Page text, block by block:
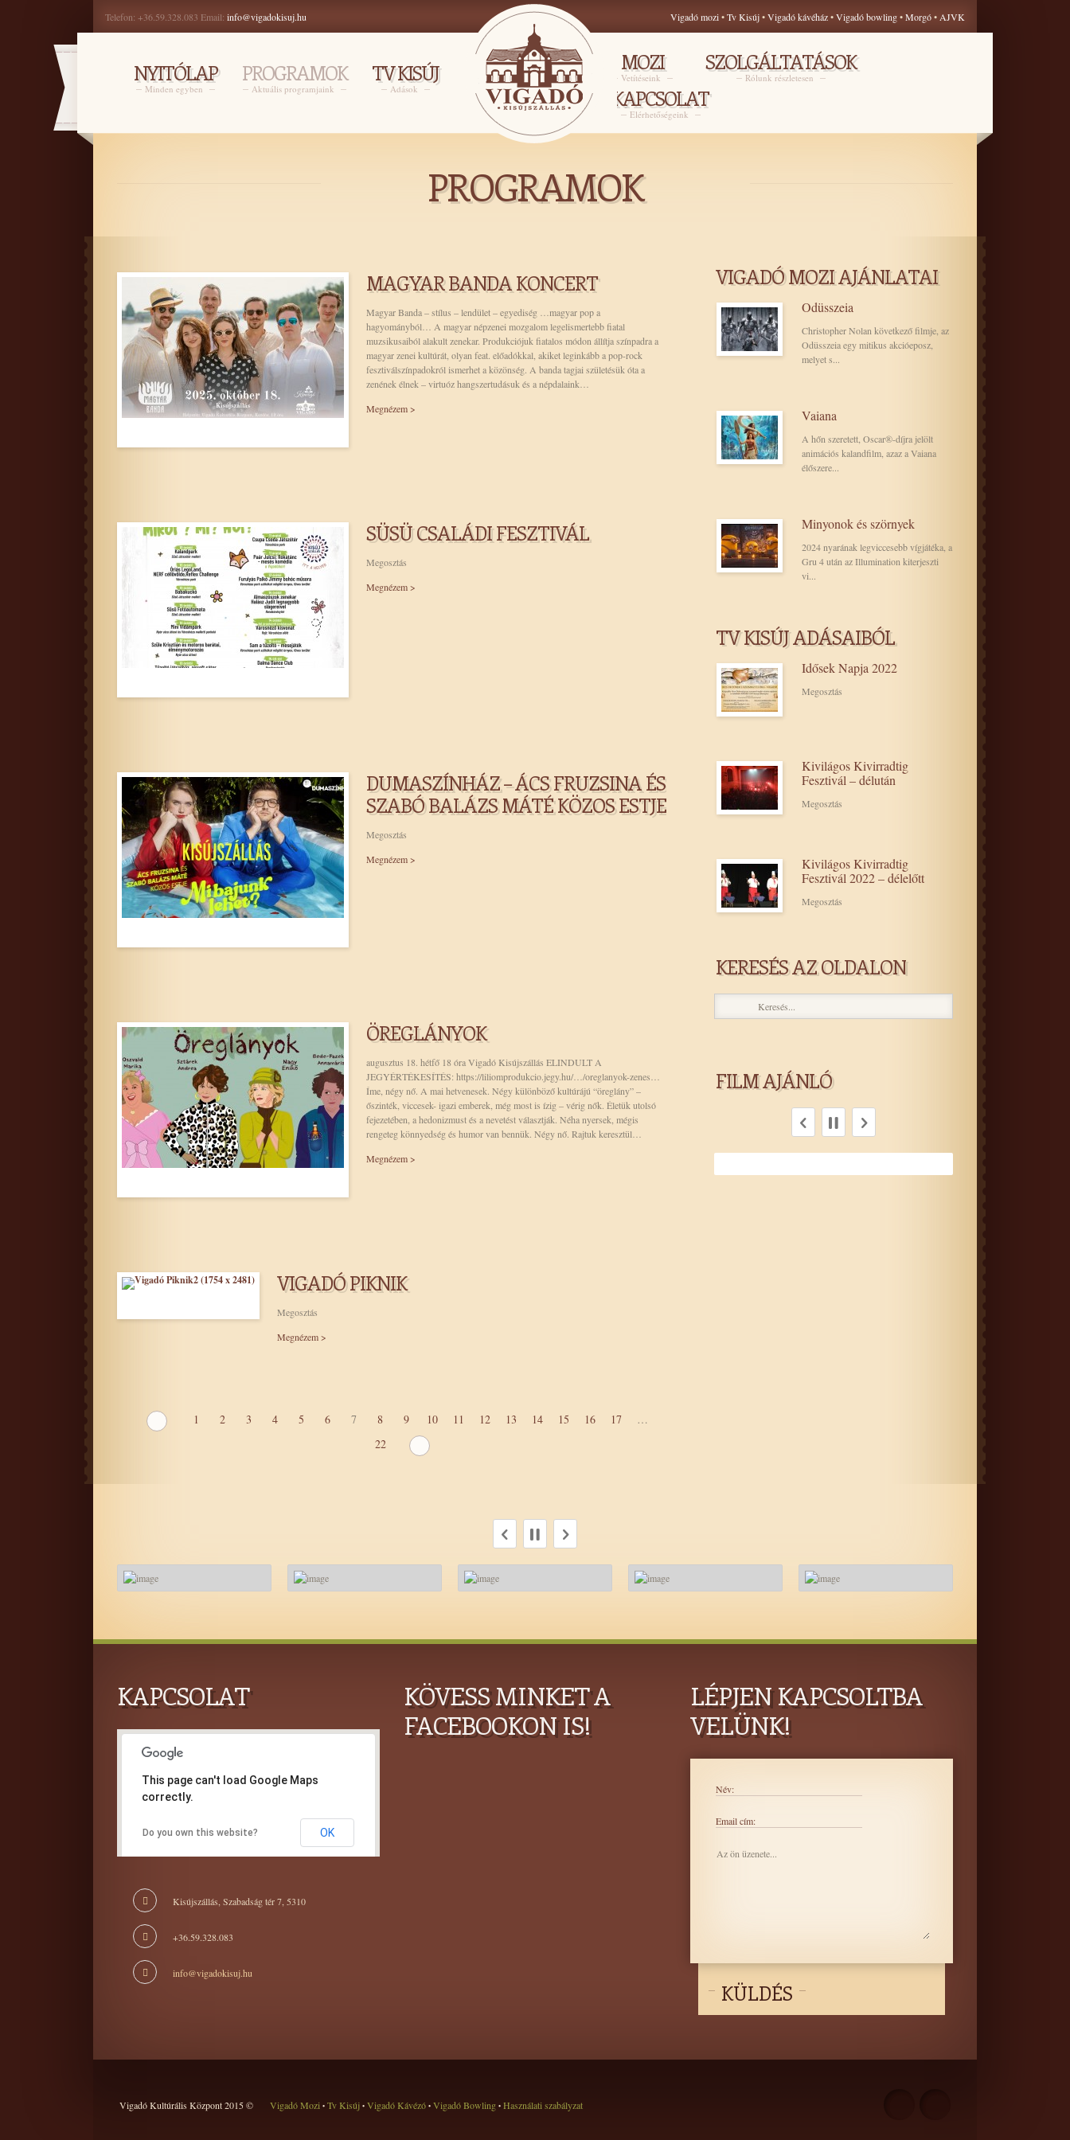
Telefon: +36.59.328.083 Email: info@vigadokisuj.hu Vigadó mozi•Tv Kisúj•Vigadó kávéház•Vigadó bowling•Morgó• AJVK
NYITÓLAP
Minden egyben
PROGRAMOK
Aktuális programjaink
TV KISÚJ
Adások
MOZI
Vetítéseink
SZOLGÁLTATÁSOK
Rólunk részletesen
KAPCSOLAT
Elérhetőségeink
PROGRAMOK
MAGYAR BANDA KONCERT
Magyar Banda – stílus – lendület – egyediség …magyar pop a
hagyományból… A magyar népzenei mozgalom legelismertebb fiatal
muzsikusaiból alakult zenekar. Produkciójuk fiatalos módon állítja színpadra a
magyar zenei kultúrát, olyan feat. előadókkal, akiket leginkább a pop-rock
fesztiválszínpadokról ismerhet a közönség. A banda tagjai születésük óta a
zenének élnek – virtuóz hangszertudásuk és a népdalaink…
Megnézem >
SÜSÜ CSALÁDI FESZTIVÁL
Megosztás
Megnézem >
DUMASZÍNHÁZ – ÁCS FRUZSINA ÉS
SZABÓ BALÁZS MÁTÉ KÖZOS ESTJE
Megosztás
Megnézem >
ÖREGLÁNYOK
augusztus 18. hétfő 18 óra Vigadó Kisújszállás ELINDULT A
JEGYÉRTÉKESÍTÉS: https://liliomprodukcio.jegy.hu/…/oreglanyok-zenes…
Íme, négy nő. A mai hetvenesek. Négy különböző kultúrájú “öreglány” –
őszinték, viccesek- igazi emberek, még most is ízig – vérig nők. Életük utolsó
fejezetében, a hedonizmust és a nevetést választják. Néha nyersek, mégis
rengeteg könnyedség és humor van bennük. Négy nő. Rajtuk keresztül…
Megnézem >
VIGADÓ PIKNIK
Megosztás
Megnézem >
1 2 3 4 5 6 7 8 9 10 11 12 13 14 15 16 17
…
22
VIGADÓ MOZI AJÁNLATAI
Odüsszeia
Christopher Nolan következő filmje, az
Odüsszeia egy mitikus akcióeposz,
melyet s...
Vaiana
A hőn szeretett, Oscar®-díjra jelölt
animációs kalandfilm, azaz a Vaiana
élőszere...
Minyonok és szörnyek
2024 nyarának legviccesebb vígjátéka, a
Gru 4 után az Illumination kiterjeszti
vi...
TV KISÚJ ADÁSAIBÓL
Idősek Napja 2022
Megosztás
Kivilágos Kivirradtig
Fesztivál – délután
Megosztás
Kivilágos Kivirradtig
Fesztivál 2022 – délelőtt
Megosztás
KERESÉS AZ OLDALON
FILM AJÁNLÓ
MANCS ŐRJÁRAT: A DÍNÓFILM INSIDIOUS – KÖZTÜNK JÁRNAK
KAPCSOLAT
This page can't load Google Maps
correctly.
Do you own this website? OK
Kisújszállás, Szabadság tér 7, 5310
+36.59.328.083
info@vigadokisuj.hu
KÖVESS MINKET A
FACEBOOKON IS!
LÉPJEN KAPCSOLTBA
VELÜNK!
Név:
Email cím:
KÜLDÉS
Vigadó Kultúrális Központ 2015 © Vigadó Mozi • Tv Kisúj • Vigadó Kávézó • Vigadó Bowling • Használati szabályzat